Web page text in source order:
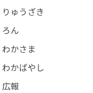
りゅうざき
ろん
わかさま
わかばやし
広報